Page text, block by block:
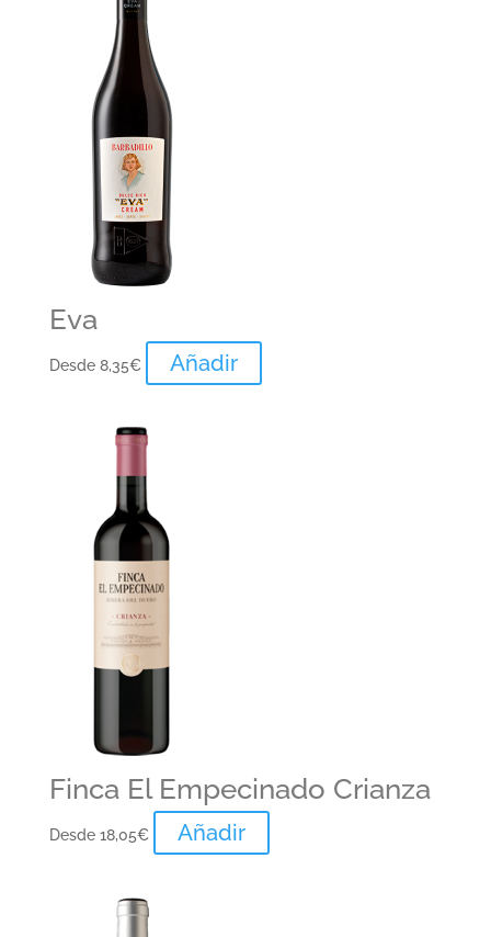
Eva
Desde 8,35€ Añadir
Finca El Empecinado Crianza
Desde 18,05€ Añadir